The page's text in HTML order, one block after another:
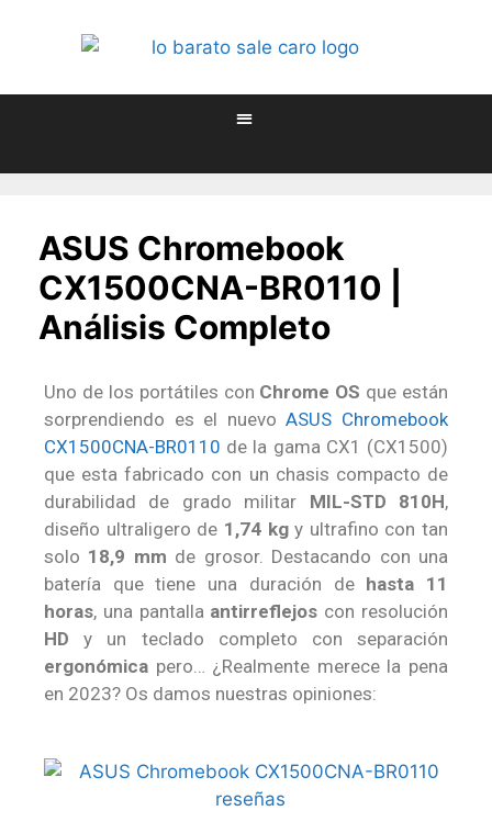
ASUS Chromebook
CX1500CNA-BR0110 |
Análisis Completo
Uno de los portátiles con Chrome OS que están
sorprendiendo es el nuevoASUS Chromebook
CX1500CNA-BR0110 de la gama CX1 (CX1500)
que esta fabricado con un chasis compacto de
durabilidad de grado militar MIL-STD 810H,
diseño ultraligero de 1,74 kgy ultrafino con tan
solo 18,9 mm de grosor. Destacando con una
batería que tiene una duración de hasta 11
horas, una pantalla antirreflejos con resolución
HD y un teclado completo con separación
ergonómica pero… ¿Realmente merece la pena
en 2023? Os damos nuestras opiniones: